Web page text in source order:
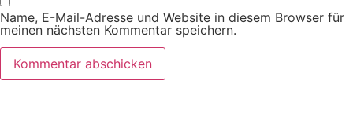
Name, E-Mail-Adresse und Website in diesem Browser für
meinen nächsten Kommentar speichern.